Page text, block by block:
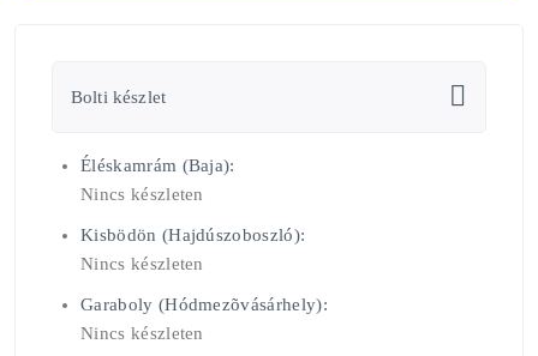
Bolti készlet
Éléskamrám (Baja):
Nincs készleten
Kisbödön (Hajdúszoboszló):
Nincs készleten
Garaboly (Hódmezõvásárhely):
Nincs készleten